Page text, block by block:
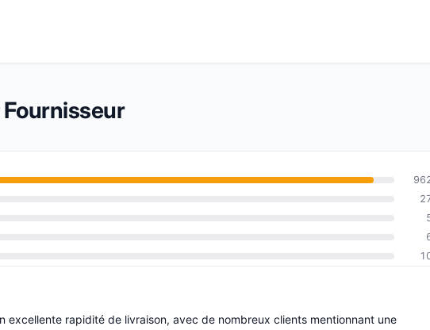
excellente rapidité de livraison, avec de nombreux clients mentionnant une